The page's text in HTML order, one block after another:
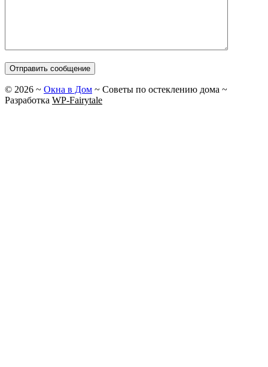
© 2026 ~ Окна в Дом ~ Советы по остеклению дома ~
Разработка WP-Fairytale